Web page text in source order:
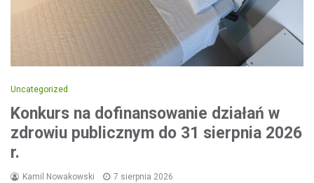
Uncategorized
Konkurs na dofinansowanie działań w
zdrowiu publicznym do 31 sierpnia 2026
r.
Kamil Nowakowski 7 sierpnia 2026